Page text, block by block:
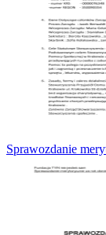
Sprawozdanie